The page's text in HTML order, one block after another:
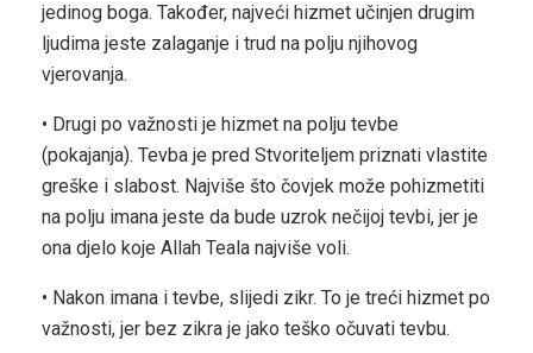
jedinog boga. Također, najveći hizmet učinjen drugim
ljudima jeste zalaganje i trud na polju njihovog
vjerovanja.
• Drugi po važnosti je hizmet na polju tevbe
(pokajanja). Tevba je pred Stvoriteljem priznati vlastite
greške i slabost. Najviše što čovjek može pohizmetiti
na polju imana jeste da bude uzrok nečijoj tevbi, jer je
ona djelo koje Allah Teala najviše voli.
• Nakon imana i tevbe, slijedi zikr. To je treći hizmet po
važnosti, jer bez zikra je jako teško očuvati tevbu.